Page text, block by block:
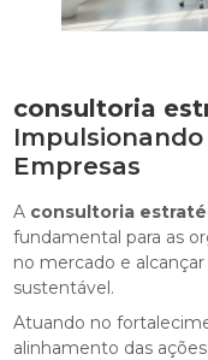
consultoria
Impulsionando
Empresas
A consultoria
fundamental para as
no mercado e
sustentável.
Atuando no
alinhamento das